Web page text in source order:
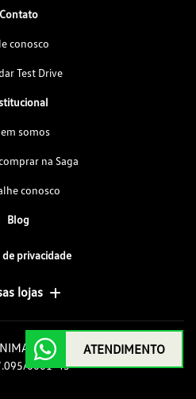
Contato
conosco
Test Drive
somos
na Saga
conosco
Blog
privacidade
lojas
GOIAS DE AUTOMOVEIS
0001-43
ATENDIMENTO